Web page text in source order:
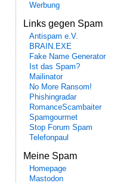
Werbung
Links gegen Spam
Antispam e.V.
BRAIN.EXE
Fake Name Generator
Ist das Spam?
Mailinator
No More Ransom!
Phishingradar
RomanceScambaiter
Spamgourmet
Stop Forum Spam
Telefonpaul
Meine Spam
Homepage
Mastodon